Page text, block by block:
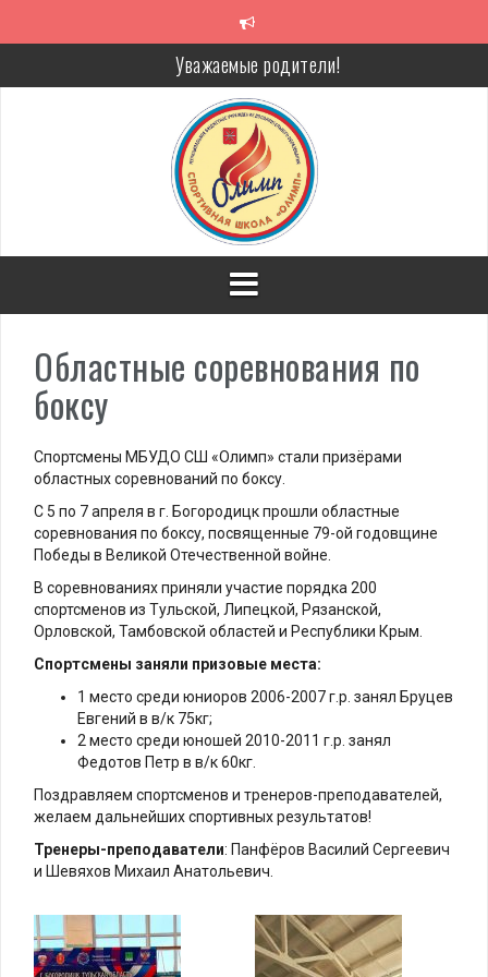
Уважаемые родители!
Алкоголь — путь в никуда
Решение спора без суда
Проголосуй за объекты благоустройства!
Областные соревнования по
боксу
Спортсмены МБУДО СШ «Олимп» стали призёрами
областных соревнований по боксу.
С 5 по 7 апреля в г. Богородицк прошли областные
соревнования по боксу, посвященные 79-ой годовщине
Победы в Великой Отечественной войне.
В соревнованиях приняли участие порядка 200
спортсменов из Тульской, Липецкой, Рязанской,
Орловской, Тамбовской областей и Республики Крым.
Спортсмены заняли призовые места:
1 место среди юниоров 2006-2007 г.р. занял Бруцев
Евгений в в/к 75кг;
2 место среди юношей 2010-2011 г.р. занял
Федотов Петр в в/к 60кг.
Поздравляем спортсменов и тренеров-преподавателей,
желаем дальнейших спортивных результатов!
Тренеры-преподаватели: Панфёров Василий Сергеевич
и Шевяхов Михаил Анатольевич.